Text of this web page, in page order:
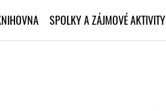
SPOLKY A ZÁJMOVÉ AKTIVITY